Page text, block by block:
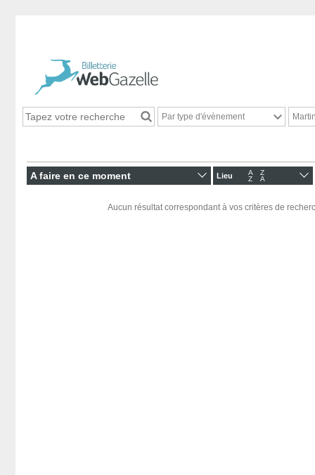
Par type d'évènement
A faire en ce moment A
Z
Z
A
Lieu
Aucun résultat correspondant à vos critères de